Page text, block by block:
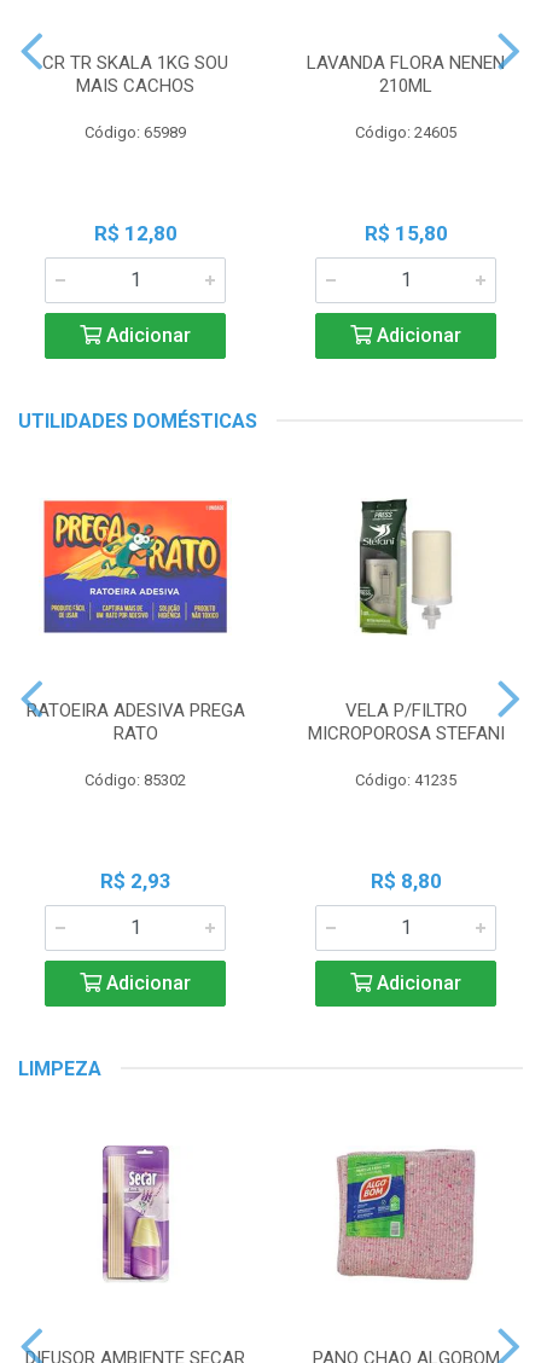
CR TR SKALA 1KG SOU
MAIS CACHOS
Código: 65989
R$ 12,80
Adicionar
LAVANDA FLORA NENEN
210ML
Código: 24605
R$ 15,80
Adicionar
UTILIDADES DOMÉSTICAS
RATOEIRA ADESIVA PREGA
RATO
Código: 85302
R$ 2,93
Adicionar
VELA P/FILTRO
MICROPOROSA STEFANI
Código: 41235
R$ 8,80
Adicionar
LIMPEZA
DIFUSOR AMBIENTE SECAR PANO CHAO ALGOBOM